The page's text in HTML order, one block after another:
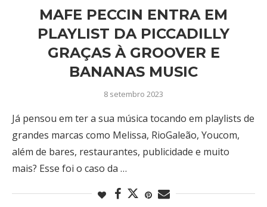
MAFE PECCIN ENTRA EM
PLAYLIST DA PICCADILLY
GRAÇAS À GROOVER E
BANANAS MUSIC
8 setembro 2023
Já pensou em ter a sua música tocando em playlists de
grandes marcas como Melissa, RioGaleão, Youcom,
além de bares, restaurantes, publicidade e muito
mais? Esse foi o caso da …